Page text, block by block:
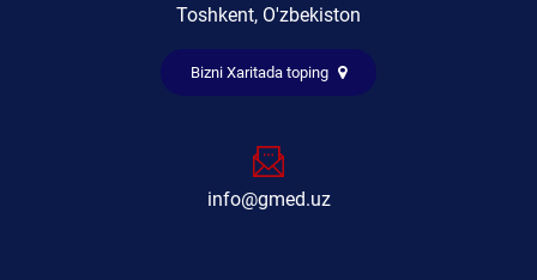
Toshkent, O'zbekiston
Bizni Xaritada toping
info@gmed.uz